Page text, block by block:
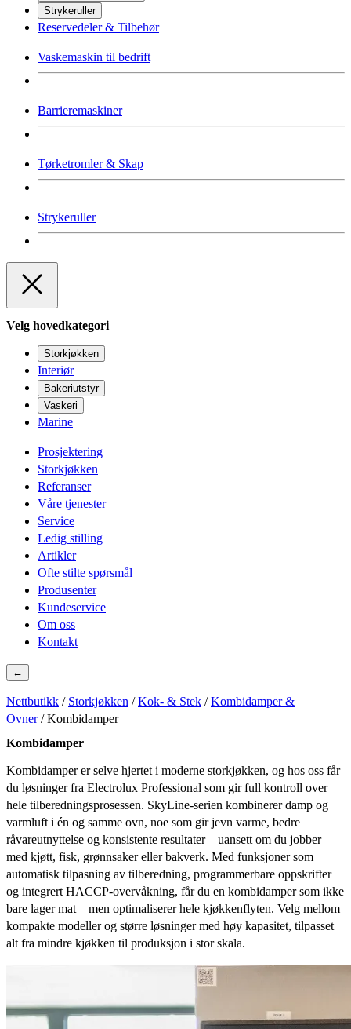
Strykeruller
Reservedeler & Tilbehør
Vaskemaskin til bedrift
Barrieremaskiner
Tørketromler & Skap
Strykeruller
Velg hovedkategori
Storkjøkken
Interiør
Bakeriutstyr
Vaskeri
Marine
Prosjektering
Storkjøkken
Referanser
Våre tjenester
Service
Ledig stilling
Artikler
Ofte stilte spørsmål
Produsenter
Kundeservice
Om oss
Kontakt
←
Nettbutikk / Storkjøkken /Kok- & Stek /Kombidamper &
Ovner/ Kombidamper
Kombidamper
Kombidamper er selve hjertet i moderne storkjøkken, og hos oss får
du løsninger fra Electrolux Professional som gir full kontroll over
hele tilberedningsprosessen. SkyLine-serien kombinerer damp og
varmluft i én og samme ovn, noe som gir jevn varme, bedre
råvareutnyttelse og konsistente resultater – uansett om du jobber
med kjøtt, fisk, grønnsaker eller bakverk. Med funksjoner som
automatisk tilpasning av tilberedning, programmerbare oppskrifter
og integrert HACCP-overvåkning, får du en kombidamper som ikke
bare lager mat – men optimaliserer hele kjøkkenflyten. Velg mellom
kompakte modeller og større løsninger med høy kapasitet, tilpasset
alt fra mindre kjøkken til produksjon i stor skala.